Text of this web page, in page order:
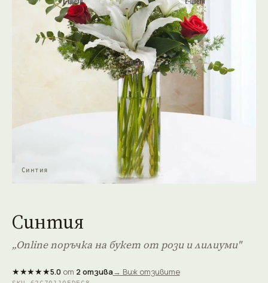
Синтия
Синтия
„Online поръчка на букет от рози и лилиуми"
★★★★★5.0от 2 отзива→ Виж отзивите